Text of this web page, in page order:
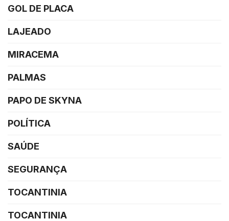
GOL DE PLACA
LAJEADO
MIRACEMA
PALMAS
PAPO DE SKYNA
POLÍTICA
SAÚDE
SEGURANÇA
TOCANTINIA
TOCANTINIA